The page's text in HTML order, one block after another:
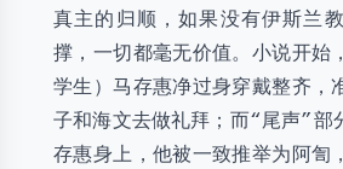
真主的归顺，如果没有伊斯兰
撑，一切都毫无价值。小说开始
学生）马存惠净过身穿戴整齐，
子和海文去做礼拜；而“尾声”部
存惠身上，他被一致推举为阿訇